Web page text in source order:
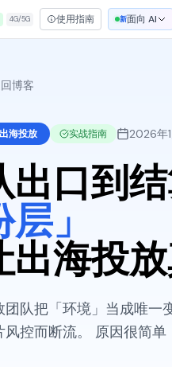
4G/5G 使用指南 新面向 AI
博客
出海投放 实战指南 2026年
出口到
」
出海投
团队把「环境」当成唯一
风控而断流。 原因很简单